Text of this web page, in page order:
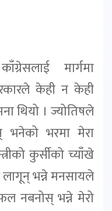
मार्गमा
केही न केही
थियो । ज्योतिषले
भनेको भरमा मेरा
कुर्सीको च्याँखे
लागून् भन्ने मनसायले
नबनोस् भन्ने मेरो